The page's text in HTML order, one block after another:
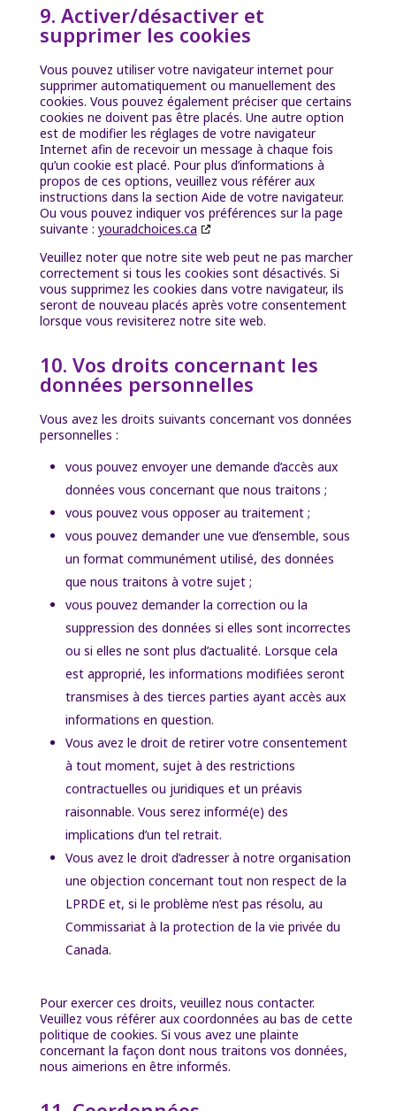
9. Activer/désactiver et
supprimer les cookies
Vous pouvez utiliser votre navigateur internet pour
supprimer automatiquement ou manuellement des
cookies. Vous pouvez également préciser que certains
cookies ne doivent pas être placés. Une autre option
est de modifier les réglages de votre navigateur
Internet afin de recevoir un message à chaque fois
qu’un cookie est placé. Pour plus d’informations à
propos de ces options, veuillez vous référer aux
instructions dans la section Aide de votre navigateur.
Ou vous pouvez indiquer vos préférences sur la page
suivante : youradchoices.ca
Veuillez noter que notre site web peut ne pas marcher
correctement si tous les cookies sont désactivés. Si
vous supprimez les cookies dans votre navigateur, ils
seront de nouveau placés après votre consentement
lorsque vous revisiterez notre site web.
10. Vos droits concernant les
données personnelles
Vous avez les droits suivants concernant vos données
personnelles :
vous pouvez envoyer une demande d’accès aux
données vous concernant que nous traitons ;
vous pouvez vous opposer au traitement ;
vous pouvez demander une vue d’ensemble, sous
un format communément utilisé, des données
que nous traitons à votre sujet ;
vous pouvez demander la correction ou la
suppression des données si elles sont incorrectes
ou si elles ne sont plus d’actualité. Lorsque cela
est approprié, les informations modifiées seront
transmises à des tierces parties ayant accès aux
informations en question.
Vous avez le droit de retirer votre consentement
à tout moment, sujet à des restrictions
contractuelles ou juridiques et un préavis
raisonnable. Vous serez informé(e) des
implications d’un tel retrait.
Vous avez le droit d’adresser à notre organisation
une objection concernant tout non respect de la
LPRDE et, si le problème n’est pas résolu, au
Commissariat à la protection de la vie privée du
Canada.
Pour exercer ces droits, veuillez nous contacter.
Veuillez vous référer aux coordonnées au bas de cette
politique de cookies. Si vous avez une plainte
concernant la façon dont nous traitons vos données,
nous aimerions en être informés.